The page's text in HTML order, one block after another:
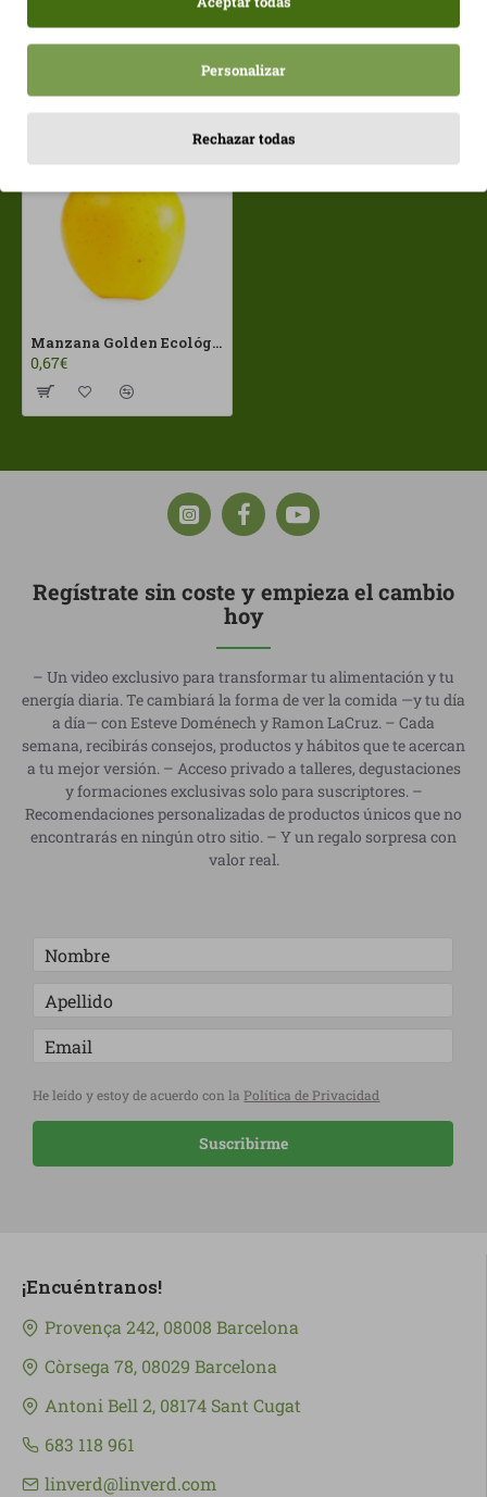
Vistos recientemente Más vistos
Manzana Golden Ecológica Unt 200gr aprox.
0,67€
Regístrate sin coste y empieza el cambio
hoy
– Un video exclusivo para transformar tu alimentación y tu
energía diaria. Te cambiará la forma de ver la comida —y tu día
a día— con Esteve Doménech y Ramon LaCruz. – Cada
semana, recibirás consejos, productos y hábitos que te acercan
a tu mejor versión. – Acceso privado a talleres, degustaciones
y formaciones exclusivas solo para suscriptores. –
Recomendaciones personalizadas de productos únicos que no
encontrarás en ningún otro sitio. – Y un regalo sorpresa con
valor real.
He leído y estoy de acuerdo con la Política de Privacidad
Suscribirme
¡Encuéntranos!
Provença 242, 08008 Barcelona
Còrsega 78, 08029 Barcelona
Antoni Bell 2, 08174 Sant Cugat
683 118 961
linverd@linverd.com
Personalizar
Rechazar todas